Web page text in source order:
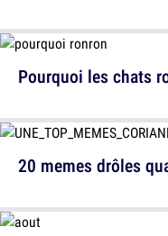
Pourquoi les chats
20 memes drôles